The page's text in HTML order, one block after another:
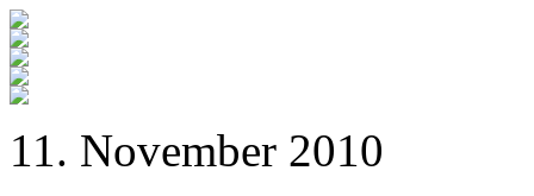
11. November 2010